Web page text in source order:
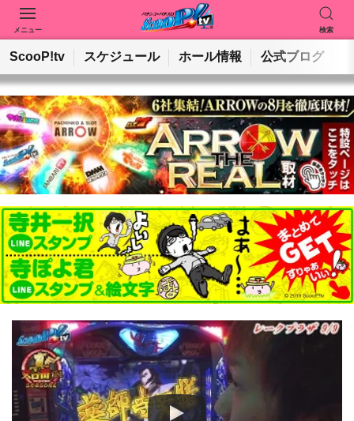
メニュー 検索
動画を検索 ホールを検索
検索
ScooP!tv スケジュール ホール情報 公式ブログ